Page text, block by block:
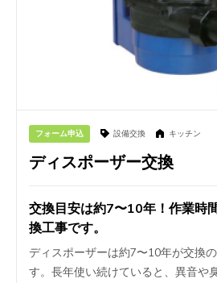
フォーム申込 設備交換 キッチン
ディスポーザー交換
交換目安は約7〜10年！作業時
換工事です。
ディスポーザーは約7〜10年が交換
す。長年使い続けていると、異音や